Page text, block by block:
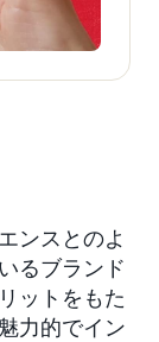
ンスとのよ
るブランド
ットをもた
力的でイン